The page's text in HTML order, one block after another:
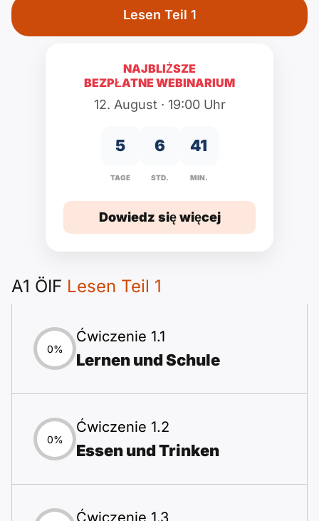
A2 ÖIF
B1 telc
B2 telc
B2 Goethe
Dodatkowo
Kursy online
Test na obywatelstwo
stwórz CV
Listy motywacyjne
Lesen Teil 1
NAJBLIŻSZE
BEZPŁATNE WEBINARIUM
12. August · 19:00 Uhr
5
TAGE
6
STD.
41
MIN.
Dowiedz się więcej
A1 ÖIF Lesen Teil 1
0%
Ćwiczenie 1.1
Lernen und Schule
0%
Ćwiczenie 1.2
Essen und Trinken
Ćwiczenie 1.3